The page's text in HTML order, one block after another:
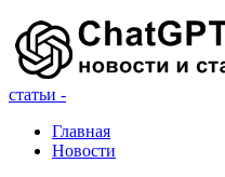
статьи -
Главная
Новости